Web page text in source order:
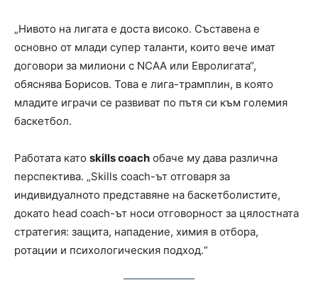
„Нивото на лигата е доста високо. Съставена е
основно от млади супер таланти, които вече имат
договори за милиони с NCAA или Евролигата“,
обяснява Борисов. Това е лига-трамплин, в която
младите играчи се развиват по пътя си към големия
баскетбол.
Работата като skills coach обаче му дава различна
перспектива. „Skills coach-ът отговаря за
индивидуалното представяне на баскетболистите,
докато head coach-ът носи отговорност за цялостната
стратегия: защита, нападение, химия в отбора,
ротации и психологическия подход.“